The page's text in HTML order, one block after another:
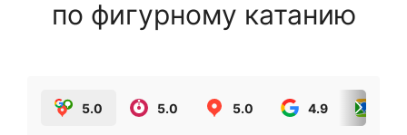
по фигурному катанию
5.0 5.0 5.0 4.9